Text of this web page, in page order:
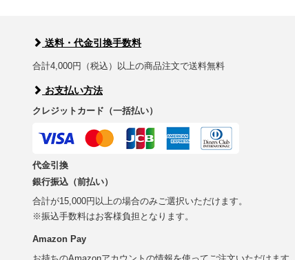
送料・代金引換手数料
合計4,000円（税込）以上の商品注文で送料無料
お支払い方法
クレジットカード（一括払い）
代金引換
銀行振込（前払い）
合計が15,000円以上の場合のみご選択いただけます。
※振込手数料はお客様負担となります。
Amazon Pay